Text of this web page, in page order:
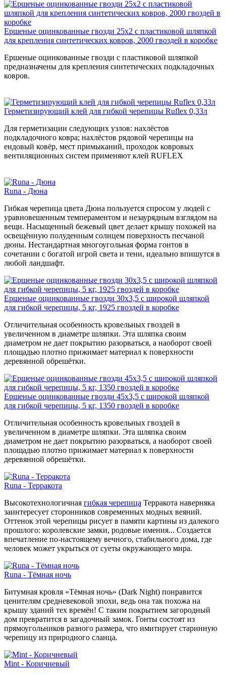
Ершеные оцинкованные гвозди 25x2 с пластиковой шляпкой
для крепления синтетических ковров, 2000 гвоздей в коробке
Ершеные оцинкованные гвозди с пластиковой шляпкой
предназначены для крепления синтетических подкладочных
ковров.
Герметизирующий клей для гибкой черепицы Ruflex 0,33л
Для герметизации следующих узлов: нахлёстов
подкладочного ковра; нахлёстов рядовой черепицы на
ендовый ковёр, мест примыканий, проходок ковровых
вентиляционных систем применяют клей RUFLEX
Runa - Дюна
Гибкая черепица цвета Дюна пользуется спросом у людей с
уравновешенным темпераментом и незаурядным взглядом на
вещи. Насыщенный бежевый цвет делает крышу похожей на
освещённую полуденным солнцем поверхность песчаной
дюны. Нестандартная многоугольная форма гонтов в
сочетании с богатой игрой света и тени, идеально впишутся в
любой ландшафт.
Ершеные оцинкованные гвозди 30x3,5 с широкой шляпкой
для гибкой черепицы, 5 кг, 1925 гвоздей в коробке
Отличительная особенность кровельных гвоздей в
увеличенном в диаметре шляпки. Эта шляпка своим
диаметром не дает покрытию разорваться, а наоборот своей
площадью плотно прижимает материал к поверхности
деревянной обрешётки.
Ершеные оцинкованные гвозди 45x3,5 с широкой шляпкой
для гибкой черепицы, 5 кг, 1350 гвоздей в коробке
Отличительная особенность кровельных гвоздей в
увеличенном в диаметре шляпки. Эта шляпка своим
диаметром не дает покрытию разорваться, а наоборот своей
площадью плотно прижимает материал к поверхности
деревянной обрешётки.
Runa - Терракота
Высокотехнологичная гибкая черепица Терракота наверняка
заинтересует сторонников современных модных веяний.
Оттенок этой черепицы рисует в памяти картины из далекого
прошлого: королевские замки, родовые имения... Создается
впечатление по-настоящему вечного, стабильного дома, где
человек может укрыться от суеты окружающего мира.
Runa - Тёмная ночь
Битумная кровля «Тёмная ночь» (Dark Night) понравится
ценителям средневековой эпохи, ведь она так похожа на
крышу зданий тех времён! С таким покрытием загородный
дом превратится в загадочный замок. Гонты состоят из
прямоугольников разного размера, что имитирует старинную
черепицу из природного сланца.
Mint - Коричневый